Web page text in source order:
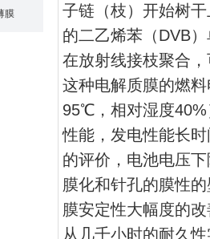
膜
子链（枝）开始树
的二乙烯苯（DVB
在放射线接枝聚合
这种电解质膜的燃
95℃，相对湿度40%
性能，发电性能长
的评价，电池电压
膜化和针孔的膜性
膜安定性大幅度的
从几千小时的耐久